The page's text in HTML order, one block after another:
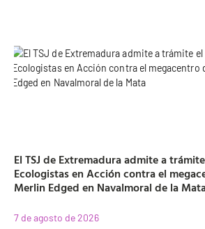
El TSJ de Extremadura admite a
Ecologistas en Acción contra el
Merlin Edged en Navalmoral de la
7 de agosto de 2026